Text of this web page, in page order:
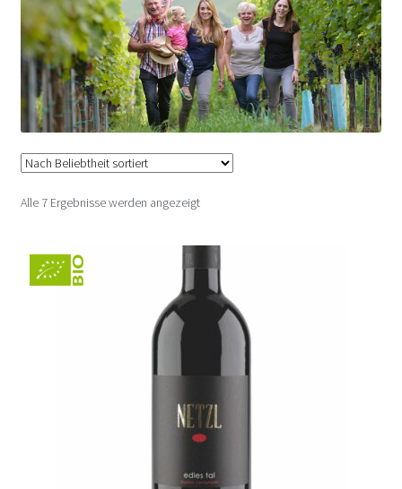
Hufnagel – Neckenmarkt
Hundsdorfer – Neckenmarkt
Iby – Horitschon
Igler Hans – Deutschkreutz
Kerschbaum – Horitschon
K+K Kirnbauer – Deutschkreutz
Alle 7 Ergebnisse werden angezeigtNach